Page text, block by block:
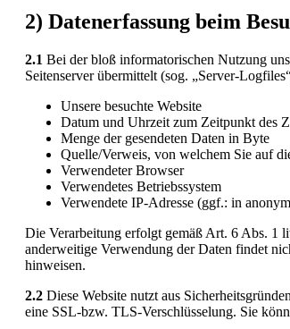
2) Datenerfassung beim
2.1 Bei der bloß informatorischen Nutzung
Seitenserver übermittelt (sog. „Server-
Unsere besuchte Website
Datum und Uhrzeit zum Zeitpunkt des
Menge der gesendeten Daten in Byte
Quelle/Verweis, von welchem Sie auf
Verwendeter Browser
Verwendetes Betriebssystem
Verwendete IP-Adresse (ggf.: in
Die Verarbeitung erfolgt gemäß Art. 6 Abs. 1
anderweitige Verwendung der Daten findet
hinweisen.
2.2 Diese Website nutzt aus
eine SSL-bzw. TLS-Verschlüsselung. Sie